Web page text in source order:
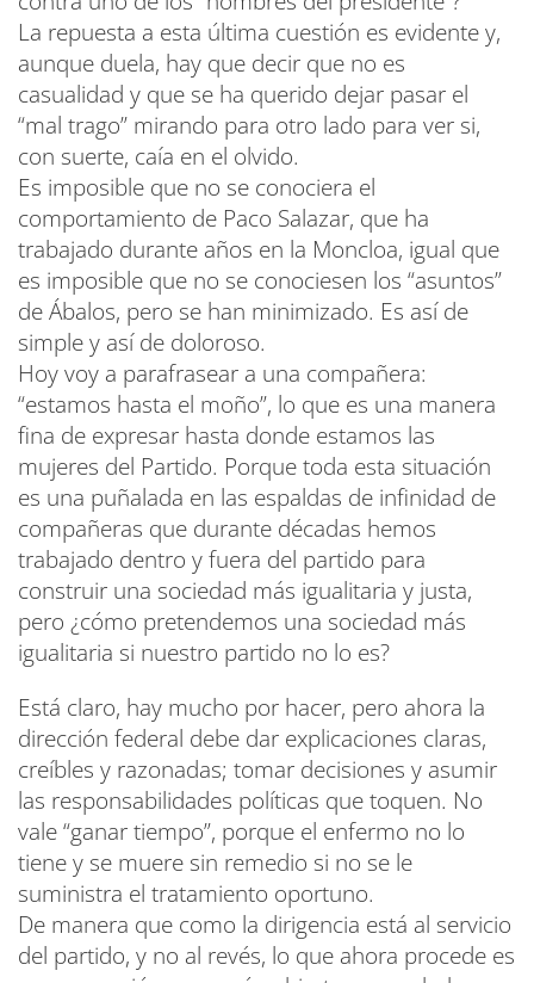
La repuesta a esta última cuestión es evidente y,
aunque duela, hay que decir que no es
casualidad y que se ha querido dejar pasar el
“mal trago” mirando para otro lado para ver si,
con suerte, caía en el olvido.
Es imposible que no se conociera el
comportamiento de Paco Salazar, que ha
trabajado durante años en la Moncloa, igual que
es imposible que no se conociesen los “asuntos”
de Ábalos, pero se han minimizado. Es así de
simple y así de doloroso.
Hoy voy a parafrasear a una compañera:
“estamos hasta el moño”, lo que es una manera
fina de expresar hasta donde estamos las
mujeres del Partido. Porque toda esta situación
es una puñalada en las espaldas de infinidad de
compañeras que durante décadas hemos
trabajado dentro y fuera del partido para
construir una sociedad más igualitaria y justa,
pero ¿cómo pretendemos una sociedad más
igualitaria si nuestro partido no lo es?
Está claro, hay mucho por hacer, pero ahora la
dirección federal debe dar explicaciones claras,
creíbles y razonadas; tomar decisiones y asumir
las responsabilidades políticas que toquen. No
vale “ganar tiempo”, porque el enfermo no lo
tiene y se muere sin remedio si no se le
suministra el tratamiento oportuno.
De manera que como la dirigencia está al servicio
del partido, y no al revés, lo que ahora procede es